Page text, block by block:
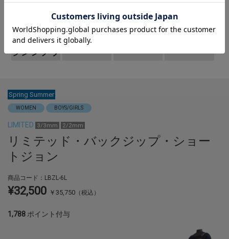
Spring Summer
WOMEN BOYS/GIRLS
LIMITED 3/3mm 2/2mm
リミテッド・バックジップ・ショー
トジョン
商品コード： LBZL-6L
¥32,500 ￥ 35,750 （税込）
1,788 ポイント付与